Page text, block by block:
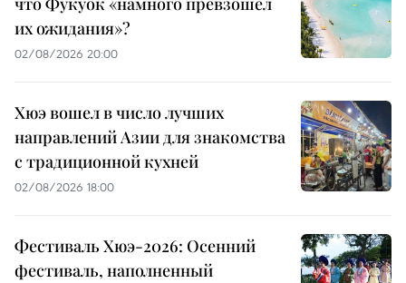
их ожидания»?
02/08/2026 20:00
Хюэ вошел в число лучших
направлений Азии для знакомства
с традиционной кухней
02/08/2026 18:00
Фестиваль Хюэ-2026: Осенний
фестиваль, наполненный